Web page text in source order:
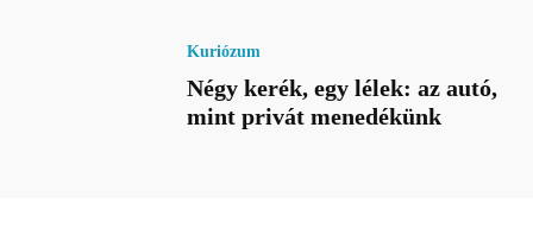
Kuriózum
Négy kerék, egy lélek: az autó,
mint privát menedékünk